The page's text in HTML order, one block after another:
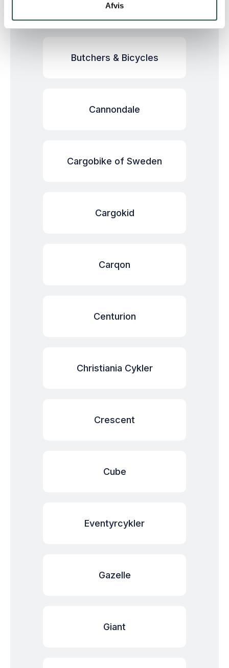
Afvis
Black Iron Horse
Butchers & Bicycles
Cannondale
Cargobike of Sweden
Cargokid
Carqon
Centurion
Christiania Cykler
Crescent
Cube
Eventyrcykler
Gazelle
Giant